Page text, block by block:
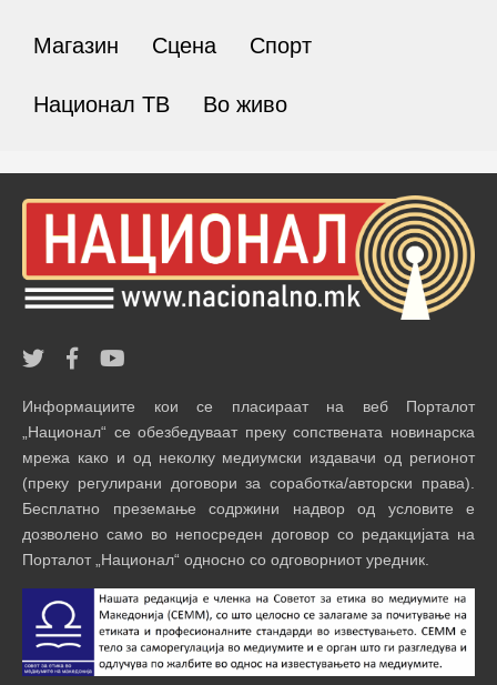
Магазин Сцена Спорт
Национал ТВ Во живо
Информациите кои се пласираат на веб Порталот
„Национал“ се обезбедуваат преку сопствената новинарска
мрежа како и од неколку медиумски издавачи од регионот
(преку регулирани договори за соработка/авторски права).
Бесплатно преземање содржини надвор од условите е
дозволено само во непосреден договор со редакцијата на
Порталот „Национал“ односно со одговорниот уредник.